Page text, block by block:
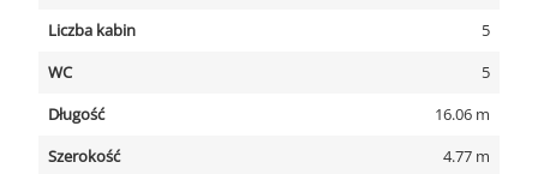
Liczba kabin
5
WC
5
Długość
16.06 m
Szerokość
4.77 m